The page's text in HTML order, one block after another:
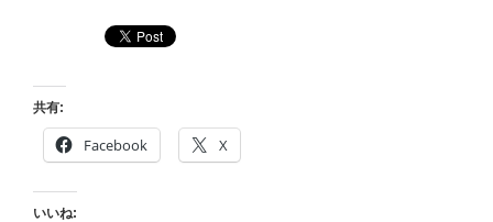
共有:
Facebook X
いいね: